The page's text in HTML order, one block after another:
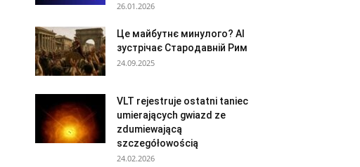
26.01.2026
Це майбутнє минулого? AI
зустрічає Стародавній Рим
24.09.2025
VLT rejestruje ostatni taniec
umierających gwiazd ze
zdumiewającą
szczegółowością
24.02.2026